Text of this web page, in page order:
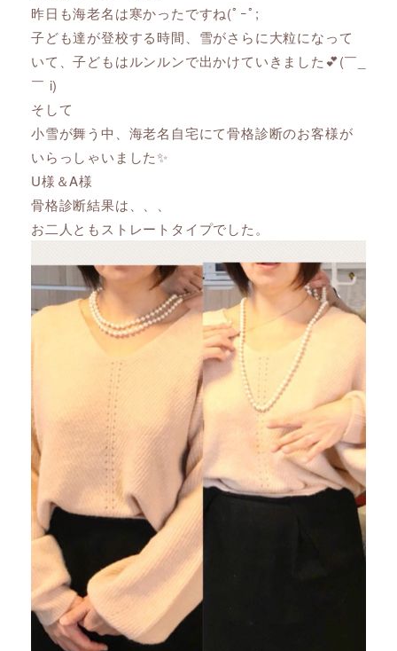
昨日も海老名は寒かったですね(ﾟｰﾟ;
子ども達が登校する時間、雪がさらに大粒になって
いて、子どもはルンルンで出かけていきました💕(￣_
￣ i)
そして
小雪が舞う中、海老名自宅にて骨格診断のお客様が
いらっしゃいました✨
U様＆A様
骨格診断結果は、、、
お二人ともストレートタイプでした。